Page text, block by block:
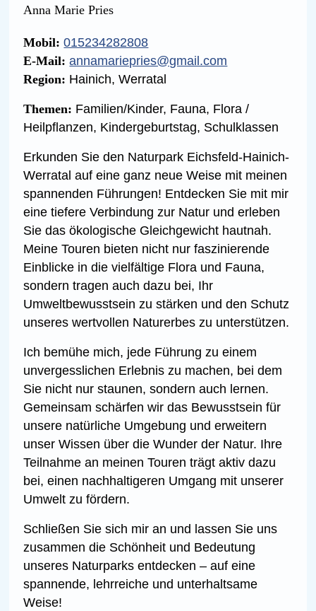
Anna Marie Pries
Mobil: 015234282808
E-Mail: annamariepries@gmail.com
Region: Hainich, Werratal
Themen: Familien/Kinder, Fauna, Flora /
Heilpflanzen, Kindergeburtstag, Schulklassen
Erkunden Sie den Naturpark Eichsfeld-Hainich-
Werratal auf eine ganz neue Weise mit meinen
spannenden Führungen! Entdecken Sie mit mir
eine tiefere Verbindung zur Natur und erleben
Sie das ökologische Gleichgewicht hautnah.
Meine Touren bieten nicht nur faszinierende
Einblicke in die vielfältige Flora und Fauna,
sondern tragen auch dazu bei, Ihr
Umweltbewusstsein zu stärken und den Schutz
unseres wertvollen Naturerbes zu unterstützen.
Ich bemühe mich, jede Führung zu einem
unvergesslichen Erlebnis zu machen, bei dem
Sie nicht nur staunen, sondern auch lernen.
Gemeinsam schärfen wir das Bewusstsein für
unsere natürliche Umgebung und erweitern
unser Wissen über die Wunder der Natur. Ihre
Teilnahme an meinen Touren trägt aktiv dazu
bei, einen nachhaltigeren Umgang mit unserer
Umwelt zu fördern.
Schließen Sie sich mir an und lassen Sie uns
zusammen die Schönheit und Bedeutung
unseres Naturparks entdecken – auf eine
spannende, lehrreiche und unterhaltsame
Weise!